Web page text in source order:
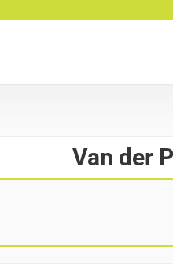
Van der